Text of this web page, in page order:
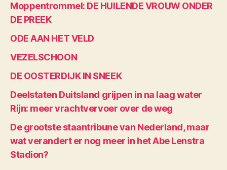
Moppentrommel: DE HUILENDE VROUW ONDER
DE PREEK
ODE AAN HET VELD
VEZELSCHOON
DE OOSTERDIJK IN SNEEK
Deelstaten Duitsland grijpen in na laag water
Rijn: meer vrachtvervoer over de weg
De grootste staantribune van Nederland, maar
wat verandert er nog meer in het Abe Lenstra
Stadion?